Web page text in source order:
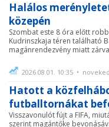
Halálos
közepén
Szombat este 8 óra előtt
Kudrinszkaja téren található
magánrendezvény miatt
2026.08.01. 10:35 •
Hatott a
futballtornákat
Visszavonulót fújt a FIFA,
szerint magántőke